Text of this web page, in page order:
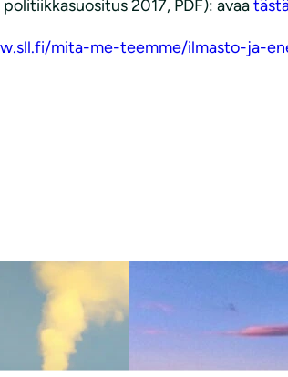
2017, PDF): avaa
mita-me-teemme/ilmasto-ja-